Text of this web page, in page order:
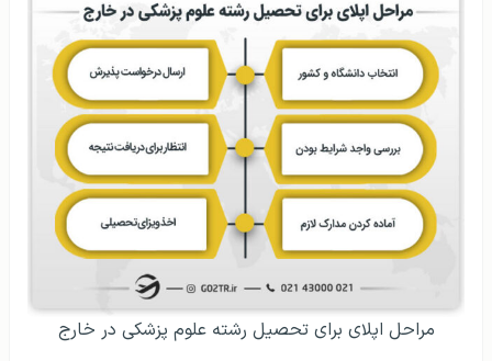
مراحل اپلای برای تحصیل رشته علوم پزشکی در خارج